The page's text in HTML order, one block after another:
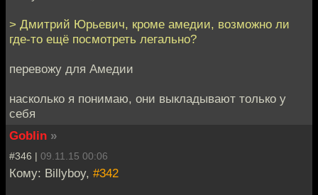
> Дмитрий Юрьевич, кроме амедии, возможно ли
где-то ещё посмотреть легально?
перевожу для Амедии
насколько я понимаю, они выкладывают только у
себя
Goblin »
#346 | 09.11.15 00:06
Кому: Billyboy, #342